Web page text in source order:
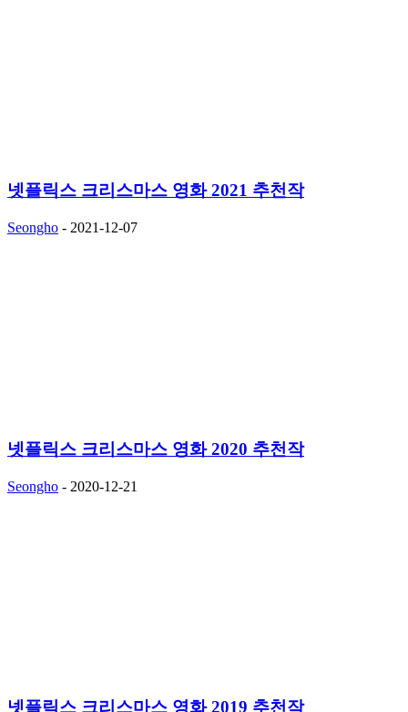
넷플릭스 크리스마스 영화 2021 추천작
Seongho - 2021-12-07
넷플릭스 크리스마스 영화 2020 추천작
Seongho - 2020-12-21
넷플릭스 크리스마스 영화 2019 추천작